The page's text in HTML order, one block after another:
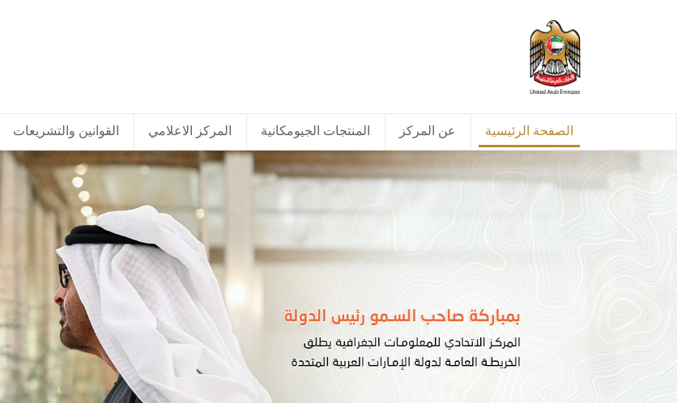
الصفحة الرئيسية عن المركز المنتجات الجيومكانية المركز الاعلامي القوانين والتشريعات